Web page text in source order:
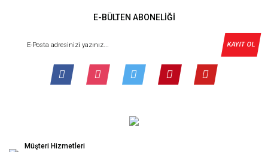
E-BÜLTEN ABONELİĞİ
KAYIT OL
Müşteri Hizmetleri